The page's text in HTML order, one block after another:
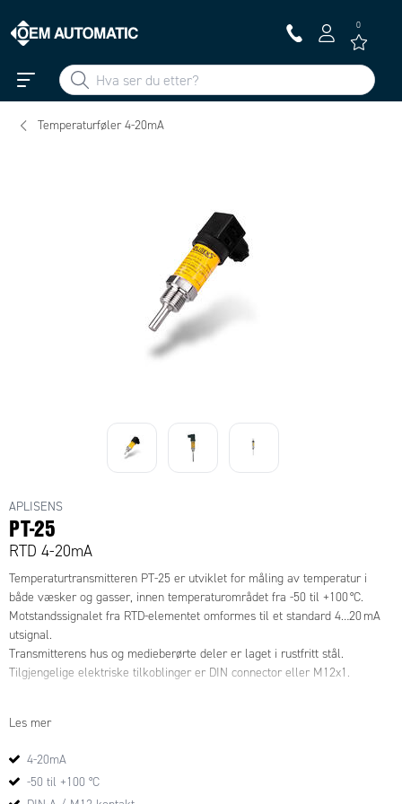
0
Temperaturføler 4-20mA
APLISENS
PT-25
RTD 4-20mA
Temperaturtransmitteren PT-25 er utviklet for måling av temperatur i
både væsker og gasser, innen temperaturområdet fra -50 til +100 °C.
Motstandssignalet fra RTD-elementet omformes til et standard 4…20 mA
utsignal.
Transmitterens hus og medieberørte deler er laget i rustfritt stål.
Tilgjengelige elektriske tilkoblinger er DIN connector eller M12x1.
spesifikasjoner i listen, ta kontakt med oss.
Les mer
4-20mA
-50 til +100 °C